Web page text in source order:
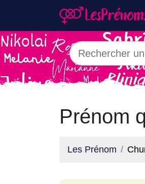
Prénom
Les Prénom